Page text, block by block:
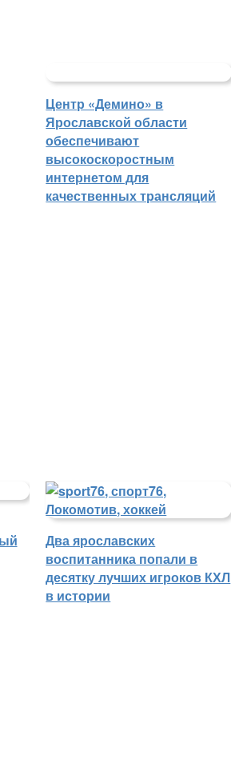
Центр «Демино» в
Ярославской области
обеспечивают
высокоскоростным
интернетом для
качественных трансляций
Два ярославских
воспитанника попали в
десятку лучших игроков КХЛ
в истории